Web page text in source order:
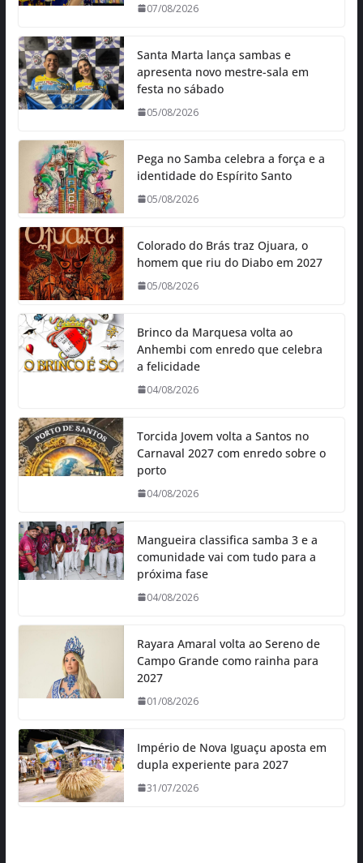
07/08/2026
Santa Marta lança sambas e
apresenta novo mestre-sala em
festa no sábado
05/08/2026
Pega no Samba celebra a força e a
identidade do Espírito Santo
05/08/2026
Colorado do Brás traz Ojuara, o
homem que riu do Diabo em 2027
05/08/2026
Brinco da Marquesa volta ao
Anhembi com enredo que celebra
a felicidade
04/08/2026
Torcida Jovem volta a Santos no
Carnaval 2027 com enredo sobre o
porto
04/08/2026
Mangueira classifica samba 3 e a
comunidade vai com tudo para a
próxima fase
04/08/2026
Rayara Amaral volta ao Sereno de
Campo Grande como rainha para
2027
01/08/2026
Império de Nova Iguaçu aposta em
dupla experiente para 2027
31/07/2026